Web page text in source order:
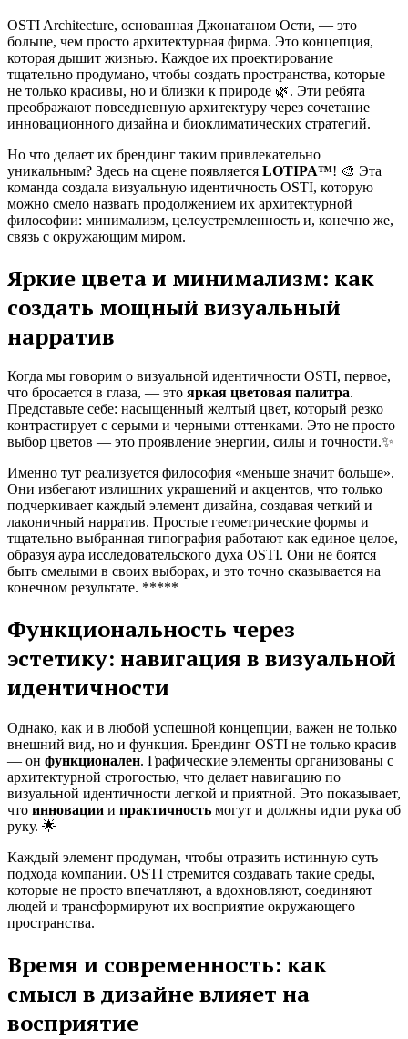
OSTI Architecture, основанная Джонатаном Ости, — это
больше, чем просто архитектурная фирма. Это концепция,
которая дышит жизнью. Каждое их проектирование
тщательно продумано, чтобы создать пространства, которые
не только красивы, но и близки к природе 🌿. Эти ребята
преображают повседневную архитектуру через сочетание
инновационного дизайна и биоклиматических стратегий.
Но что делает их брендинг таким привлекательно
уникальным? Здесь на сцене появляется LOTIPA™! 🎨 Эта
команда создала визуальную идентичность OSTI, которую
можно смело назвать продолжением их архитектурной
философии: минимализм, целеустремленность и, конечно же,
связь с окружающим миром.
Яркие цвета и минимализм: как
создать мощный визуальный
нарратив
Когда мы говорим о визуальной идентичности OSTI, первое,
что бросается в глаза, — это яркая цветовая палитра.
Представьте себе: насыщенный желтый цвет, который резко
контрастирует с серыми и черными оттенками. Это не просто
выбор цветов — это проявление энергии, силы и точности.✨
Именно тут реализуется философия «меньше значит больше».
Они избегают излишних украшений и акцентов, что только
подчеркивает каждый элемент дизайна, создавая четкий и
лаконичный нарратив. Простые геометрические формы и
тщательно выбранная типография работают как единое целое,
образуя аура исследовательского духа OSTI. Они не боятся
быть смелыми в своих выборах, и это точно сказывается на
конечном результате. *****
Функциональность через
эстетику: навигация в визуальной
идентичности
Однако, как и в любой успешной концепции, важен не только
внешний вид, но и функция. Брендинг OSTI не только красив
— он функционален. Графические элементы организованы с
архитектурной строгостью, что делает навигацию по
визуальной идентичности легкой и приятной. Это показывает,
что инновации и практичность могут и должны идти рука об
руку. 🌟
Каждый элемент продуман, чтобы отразить истинную суть
подхода компании. OSTI стремится создавать такие среды,
которые не просто впечатляют, а вдохновляют, соединяют
людей и трансформируют их восприятие окружающего
пространства.
Время и современность: как
смысл в дизайне влияет на
восприятие